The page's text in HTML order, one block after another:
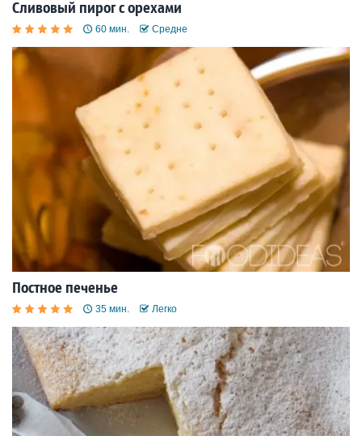
Сливовый пирог с орехами
60 мин. Средне
Постное печенье
35 мин. Легко